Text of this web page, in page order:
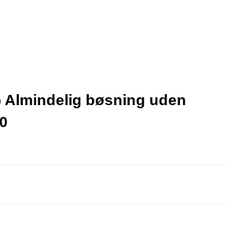
Almindelig bøsning uden